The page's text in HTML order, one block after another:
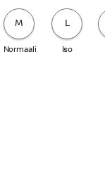
M
Normaali
L
Iso